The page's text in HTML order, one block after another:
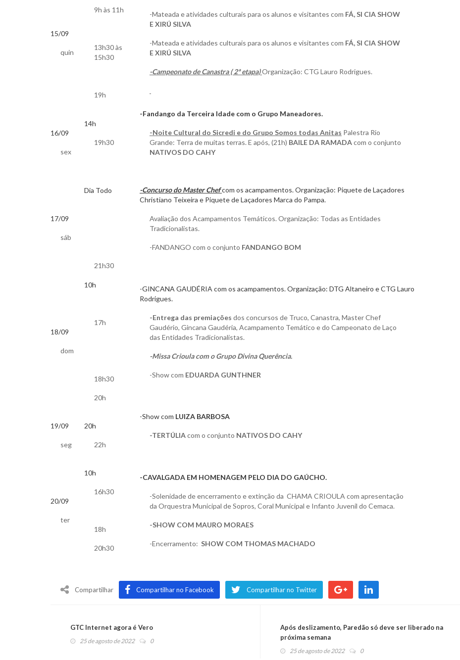
15/09
quin
9h às 11h
13h30 às
15h30
19h
-Mateada e atividades culturais para os alunos e visitantes com FÁ, SI CIA SHOW
E XIRÚ SILVA
-Mateada e atividades culturais para os alunos e visitantes com FÁ, SI CIA SHOW
E XIRÚ SILVA
-Campeonato de Canastra ( 2ª etapa)Organização: CTG Lauro Rodrigues.
16/09
sex
14h
19h30
-Fandango da Terceira Idade com o Grupo Maneadores.
-Noite Cultural do Sicredi e do Grupo Somos todas Anitas Palestra Rio
Grande: Terra de muitas terras. E após, (21h) BAILE DA RAMADAcom o conjunto
NATIVOS DO CAHY
17/09
sáb
Dia Todo
21h30
-Concurso do Master Chefcom os acampamentos. Organização: Piquete de Laçadores
Christiano Teixeira e Piquete de Laçadores Marca do Pampa.
Avaliação dos Acampamentos Temáticos. Organização: Todas as Entidades
Tradicionalistas.
-FANDANGO com o conjunto FANDANGO BOM
18/09
dom
10h
17h
18h30
20h
-GINCANA GAUDÉRIA com os acampamentos. Organização: DTG Altaneiro e CTG Lauro
Rodrigues.
-Entrega das premiações dos concursos de Truco, Canastra, Master Chef
Gaudério, Gincana Gaudéria, Acampamento Temático e do Campeonato de Laço
das Entidades Tradicionalistas.
-Missa Crioula com o Grupo Divina Querência.
-Show com EDUARDA GUNTHNER
19/09
seg
20h
22h
-Show com LUIZA BARBOSA
-TERTÚLIAcom o conjunto NATIVOS DO CAHY
20/09
ter
10h
16h30
18h
20h30
-CAVALGADA EM HOMENAGEM PELO DIA DO GAÚCHO.
-Solenidade de encerramento e extinção da CHAMA CRIOULA com apresentação
da Orquestra Municipal de Sopros, Coral Municipal e Infanto Juvenil do Cemaca.
-SHOW COM MAURO MORAES
-Encerramento: SHOW COM THOMAS MACHADO
Compartilhar Compartilhar no Facebook Compartilhar no Twitter
GTC Internet agora é Vero
25 de agosto de 2022 0
Após deslizamento, Paredão só deve ser liberado na
próxima semana
25 de agosto de 2022 0